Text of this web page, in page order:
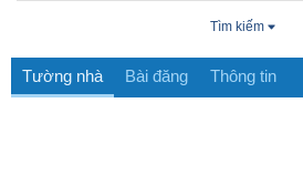
Tìm kiếm
Tường nhà Bài đăng Thông tin